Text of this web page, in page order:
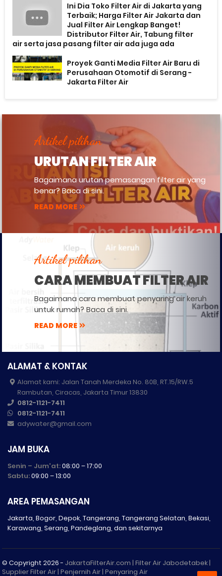
Ini Dia Toko Filter Air di Jakarta yang
Terbaik; Harga Filter Air Jakarta dan
Jual Filter Air Lengkap Banget!
Distributor Filter Air, Tabung filter
air serta jasa pasang filter air ada juga ada
Proyek Ganti Media Filter Air Baru di
Perusahaan Otomotif di Serang -
Jakarta Filter Air
Artikel pilihan
URUTAN FILTER AIR
Bagaimana urutan pemasangan filter air yang
benar? Baca di sini.
READ MORE
Artikel pilihan
CARA MEMBUAT FILTER AIR
Bagaimana cara membuat penyaring air keruh
untuk rumah? Baca di sini.
READ MORE
ALAMAT & KONTAK
Alamat kami: Jalan Tanah Merdeka No. 80B, RT.15/RW.5
Rambutan, Ciracas, Jakarta Timur 13830
0812-1121-7411
0812-1121-7411
adywater@gmail.com
JAM BUKA
Senin – Jum'at:08:00 – 17:00
Sabtu:09:00 – 13:00
AREA PEMASANGAN
Jakarta, Bogor, Depok, Tangerang, Tangerang Selatan, Bekasi,
Karawang, Serang, Pandeglang, dan sekitarnya
© Copyright2026 - JakartaFilterAir.com | Filter Air Jabodetabek |
Supplier Filter Air | Penjernih Air | Penyaring Air